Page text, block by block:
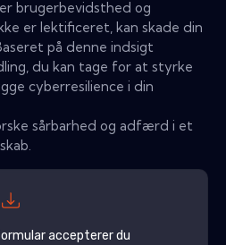
brugerbevidsthed og
er lektificeret, kan skade din
på denne indsigt
du kan tage for at styrke
cyberresilience i din
sårbarhed og adfærd i et
accepterer du